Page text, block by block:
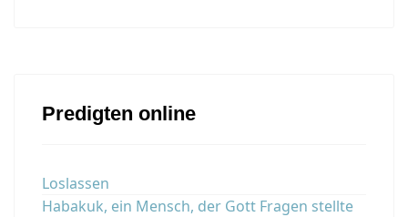
Predigten online
Loslassen
Habakuk, ein Mensch, der Gott Fragen stellte